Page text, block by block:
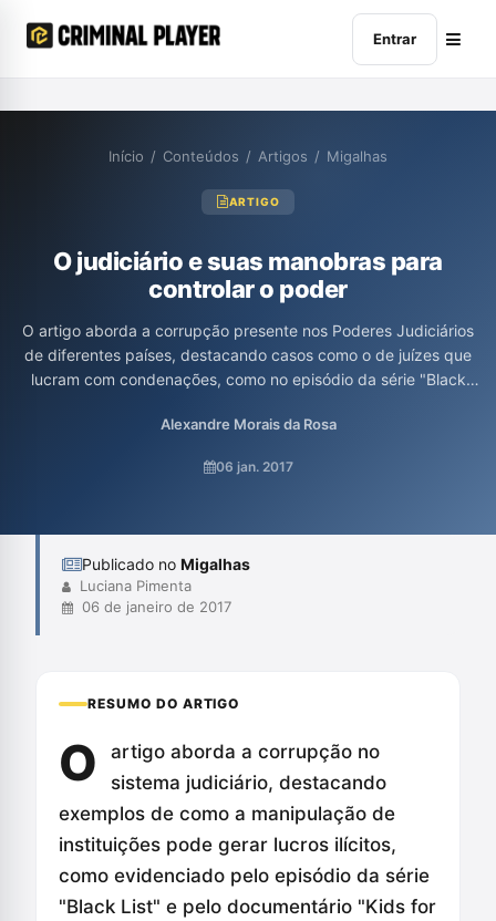
Entrar
Início / Conteúdos / Artigos / Migalhas
ARTIGO
O judiciário e suas manobras para
controlar o poder
O artigo aborda a corrupção presente nos Poderes Judiciários
de diferentes países, destacando casos como o de juízes que
lucram com condenações, como no episódio da série "Black
discute as consequências devastadoras desse sistema corrupto
pode ser prejudicial para os indivíduos comuns, refletindo um
Alexandre Morais da Rosa
06 jan. 2017
Publicado no Migalhas
Luciana Pimenta
06 de janeiro de 2017
RESUMO DO ARTIGO
O
artigo aborda a corrupção no
sistema judiciário, destacando
exemplos de como a manipulação de
instituições pode gerar lucros ilícitos,
como evidenciado pelo episódio da série
"Black List" e pelo documentário "Kids for